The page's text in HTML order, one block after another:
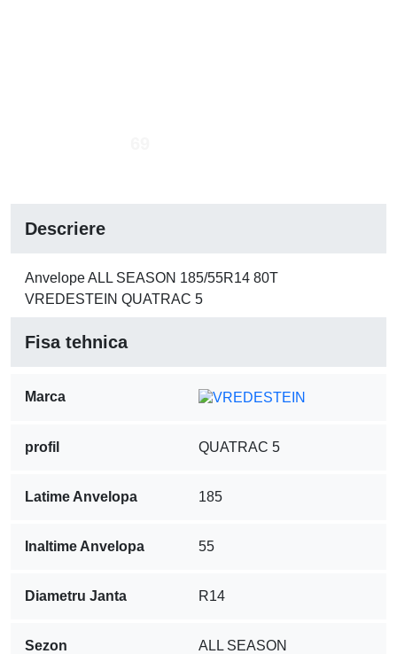
Descriere
Anvelope ALL SEASON 185/55R14 80T
VREDESTEIN QUATRAC 5
Fisa tehnica
Marca
profil QUATRAC 5
Latime Anvelopa 185
Inaltime Anvelopa 55
Diametru Janta R14
Sezon ALL SEASON